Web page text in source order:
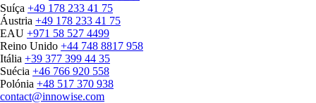
Suíça +49 178 233 41 75
Áustria +49 178 233 41 75
EAU +971 58 527 4499
Reino Unido +44 748 8817 958
Itália +39 377 399 44 35
Suécia +46 766 920 558
Polónia +48 517 370 938
contact@innowise.com